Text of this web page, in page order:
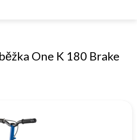
One K 180 Brake